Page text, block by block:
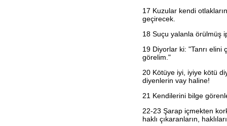
17 Kuzular kendi
geçirecek.
18 Suçu yalanla örülmüş
19 Diyorlar ki: "Tanrı elini
görelim."
20 Kötüye iyi, iyiye kötü
diyenlerin vay haline!
21 Kendilerini bilge
22-23 Şarap içmekten
haklı çıkaranların,